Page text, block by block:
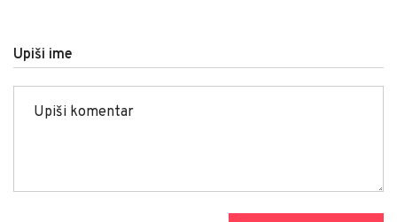
Upiši ime